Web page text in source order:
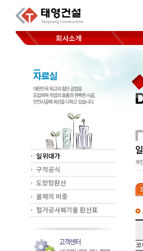
회사소개
CEO 인사말 찾아오시는 길
코아드릴 천공 Hand saw 절단 Wheel saw
일위대가
구적공식
도량형환산
물체의 비중
철거공사폐기물 환산표
코